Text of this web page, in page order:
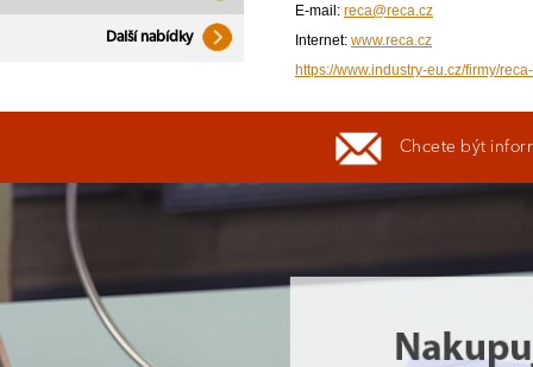
Další nabídky
E-mail: reca@reca.cz
Internet: www.reca.cz
https://www.industry-eu.cz/firmy/
Chcete být